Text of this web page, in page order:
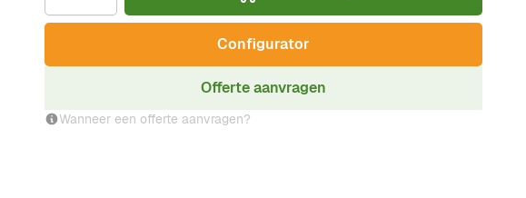
Configurator
Offerte aanvragen
Wanneer een offerte aanvragen?